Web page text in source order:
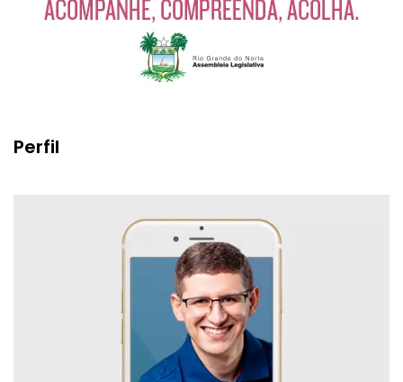
Perfil